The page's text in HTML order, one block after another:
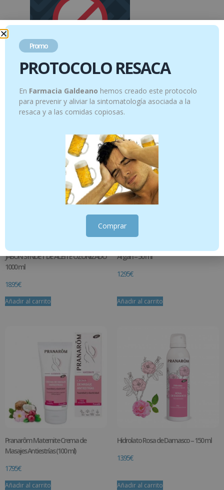
Ingredientes
Productos relacionados
JABÓN SYNDET DE ACEITE OZONIZADO
1000 ml
18.95€
Añadir al carrito
Argán – 50 ml
12.95€
Añadir al carrito
Pranarôm Maternite Crema de
Masajes Antiestrías (100 ml)
17.95€
Añadir al carrito
Hidrolato Rosa de Damasco – 150 ml
13.95€
Añadir al carrito
Promo
PROTOCOLO RESACA
En Farmacia Galdeano hemos creado este protocolo
para prevenir y aliviar la sintomatología asociada a la
resaca y a las comidas copiosas.
Comprar